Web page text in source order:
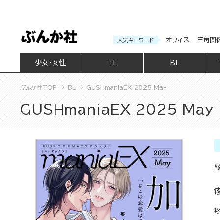
人気キーワード オフィス 三角関
少女・女性 BL
ぶんか社TOP BL GUSHmaniaEX 2025 May
GUSHmaniaEX 2025 May